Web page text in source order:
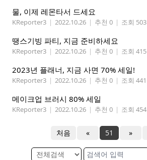
물, 이제 레몬타서 드세요
KReporter3 | 2022.10.26 | 추천 0 | 조회 503
땡스기빙 파티, 지금 준비하세요
KReporter3 | 2022.10.26 | 추천 0 | 조회 415
2023년 플래너, 지금 사면 70% 세일!
KReporter3 | 2022.10.26 | 추천 0 | 조회 441
메이크업 브러시 80% 세일
KReporter3 | 2022.10.26 | 추천 0 | 조회 454
처음 « 51 »